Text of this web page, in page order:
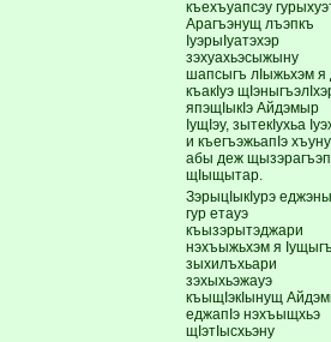
къехъуапсэу
Арагъэнущ лъэпкъ
IуэрыIуатэхэр
зэхуахьэсыжыну
шапсыгъ лIыжьхэм я
къакIуэ
япэщIыкIэ Айдэмыр
IущIэу, зытекIухьа
и къегъэжьапIэ
абы деж
щIыщытар.
ЗэрыцIыкIурэ
гур етауэ
къызэрытэджари
нэхъыжьхэм я
зыхилъхьари
зэхыхьэжауэ
къыщIэкIынущ
еджапIэ нэхъыщхьэ
щIэтIысхьэну